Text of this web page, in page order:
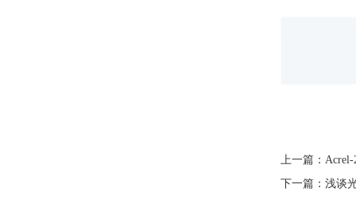
上一篇： Acrel-
下一篇： 浅谈